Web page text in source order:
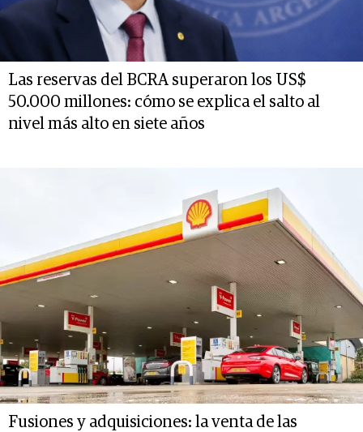
Las reservas del BCRA superaron los US$
50.000 millones: cómo se explica el salto al
nivel más alto en siete años
Fusiones y adquisiciones: la venta de las